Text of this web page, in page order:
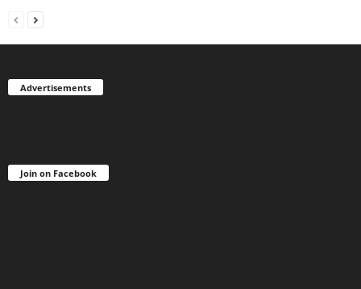
Advertisements
Join on Facebook